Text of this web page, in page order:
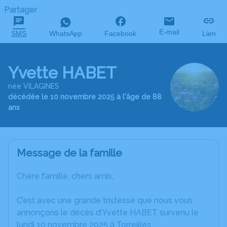
Partager
SMS WhatsApp Facebook E-mail Lien
Yvette HABET
née VILAGINES
décédée le 10 novembre 2025 à l'âge de 88
ans
Message de la famille
Chère famille, chers amis,
C’est avec une grande tristesse que nous vous
annonçons le décès d’Yvette HABET survenu le
lundi 10 novembre 2025 à Torreilles.